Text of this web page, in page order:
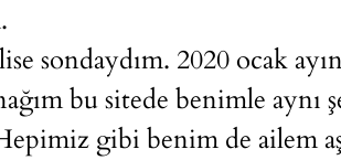
sondaydım. 2020 ocak
bu sitede benimle aynı
gibi benim de ailem